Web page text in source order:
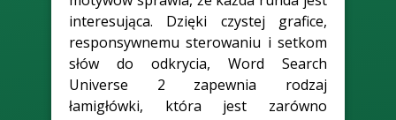
interesująca. Dzięki czystej grafice,
responsywnemu sterowaniu i setkom
słów do odkrycia, Word Search
Universe 2 zapewnia rodzaj
łamigłówki, która jest zarówno